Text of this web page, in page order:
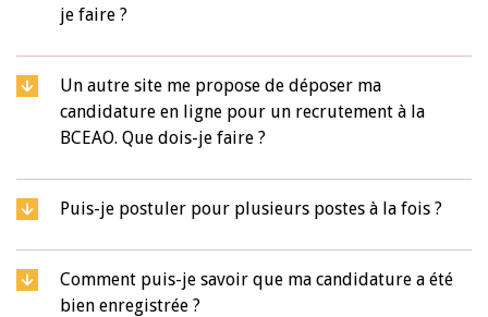
je faire ?
Un autre site me propose de déposer ma
candidature en ligne pour un recrutement à la
BCEAO. Que dois-je faire ?
Puis-je postuler pour plusieurs postes à la fois ?
Comment puis-je savoir que ma candidature a été
bien enregistrée ?